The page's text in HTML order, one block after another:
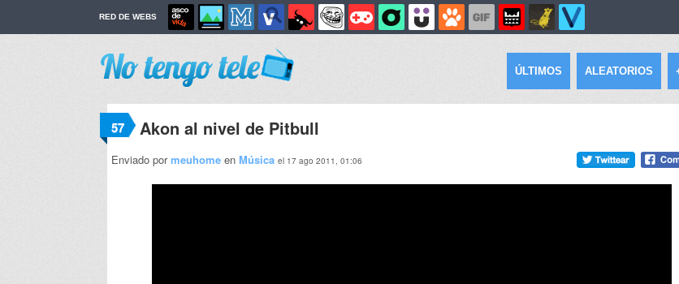
RED DE WEBS
ÚLTIMOS ALEATORIOS
57 Akon al nivel de Pitbull
Enviado pormeuhome en Música el 17 ago 2011, 01:06